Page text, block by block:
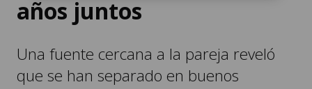
años juntos
Una fuente cercana a la pareja reveló
que se han separado en buenos